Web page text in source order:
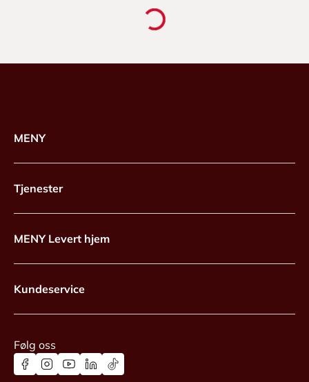
MENY
Tjenester
MENY Levert hjem
Kundeservice
Følg oss